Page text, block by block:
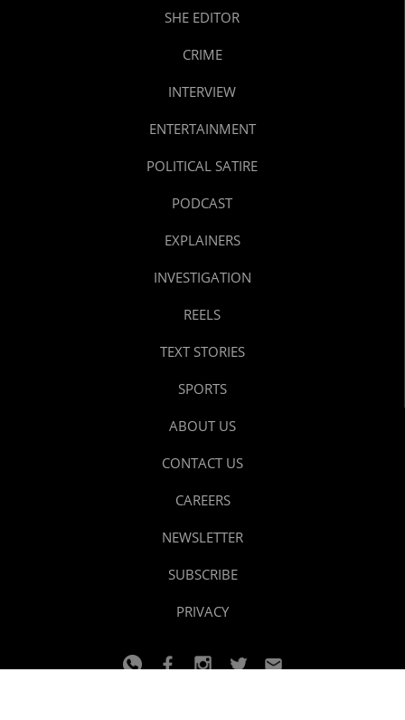
SHE EDITOR
CRIME
INTERVIEW
ENTERTAINMENT
POLITICAL SATIRE
PODCAST
EXPLAINERS
INVESTIGATION
REELS
TEXT STORIES
SPORTS
ABOUT US
CONTACT US
CAREERS
NEWSLETTER
SUBSCRIBE
PRIVACY